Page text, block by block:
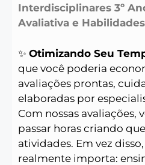
Interdisciplinares 3º
Avaliativa e
✨ Otimizando Seu
que você poderia
avaliações prontas,
elaboradas por
Com nossas avaliações,
passar horas criando
atividades. Em vez
realmente importa: